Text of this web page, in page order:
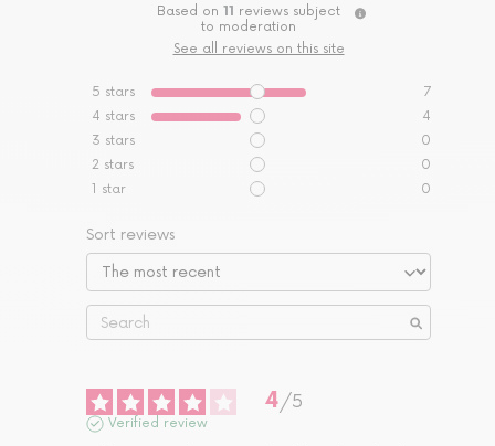
Based on 11 reviews subject
to moderation
See all reviews on this site
5 stars
7
4 stars
4
3 stars
0
2 stars
0
1 star 0
Sort reviews
4/5
Verified review